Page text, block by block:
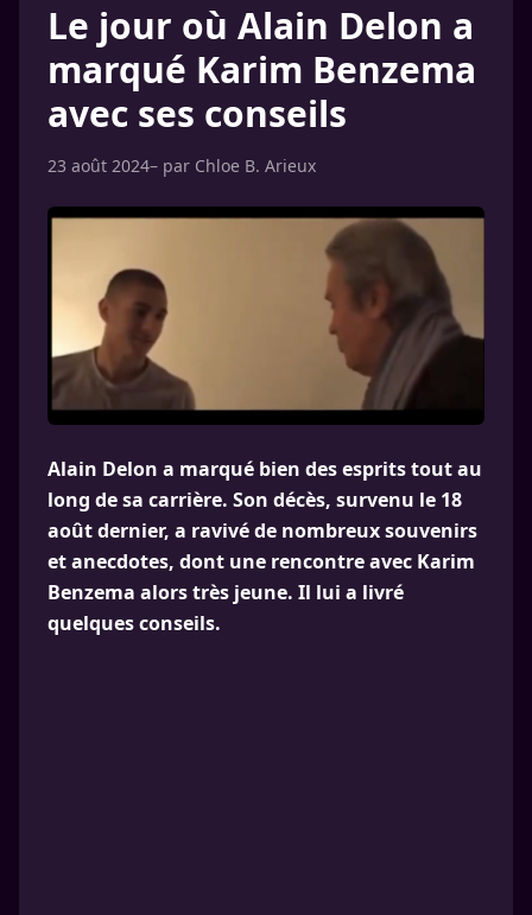
Le jour où Alain Delon a
marqué Karim Benzema
avec ses conseils
23 août 2024– par Chloe B. Arieux
Alain Delon a marqué bien des esprits tout au
long de sa carrière. Son décès, survenu le 18
août dernier, a ravivé de nombreux souvenirs
et anecdotes, dont une rencontre avec Karim
Benzema alors très jeune. Il lui a livré
quelques conseils.